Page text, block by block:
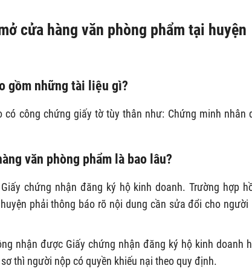
cửa hàng văn phòng phẩm tại huyện
gồm những tài liệu gì?
công chứng giấy tờ tùy thân như: Chứng minh nhân
văn phòng phẩm là bao lâu?
chứng nhận đăng ký hộ kinh doanh. Trường hợp
phải thông báo rõ nội dung cần sửa đổi cho người
nhận được Giấy chứng nhận đăng ký hộ kinh doanh
thì người nộp có quyền khiếu nại theo quy định.